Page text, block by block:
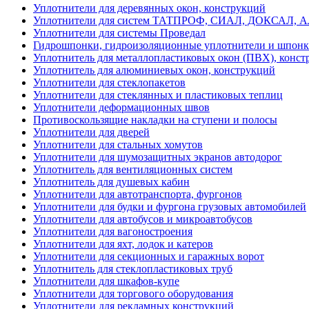
Уплотнители для деревянных окон, конструкций
Уплотнители для систем ТАТПРОФ, СИАЛ, ДОКСАЛ,
Уплотнители для системы Проведал
Гидрошпонки, гидроизоляционные уплотнители и
Уплотнитель для металлопластиковых окон (ПВХ),
Уплотнитель для алюминиевых окон, конструкций
Уплотнители для стеклопакетов
Уплотнители для стеклянных и пластиковых теплиц
Уплотнители деформационных швов
Противоскользящие накладки на ступени и полосы
Уплотнители для дверей
Уплотнители для стальных хомутов
Уплотнители для шумозащитных экранов автодорог
Уплотнитель для вентиляционных систем
Уплотнитель для душевых кабин
Уплотнители для автотранспорта, фургонов
Уплотнители для будки и фургона грузовых автомобилей
Уплотнители для автобусов и микроавтобусов
Уплотнители для вагоностроения
Уплотнители для яхт, лодок и катеров
Уплотнители для секционных и гаражных ворот
Уплотнитель для стеклопластиковых труб
Уплотнители для шкафов-купе
Уплотнители для торгового оборудования
Уплотнители для рекламных конструкций